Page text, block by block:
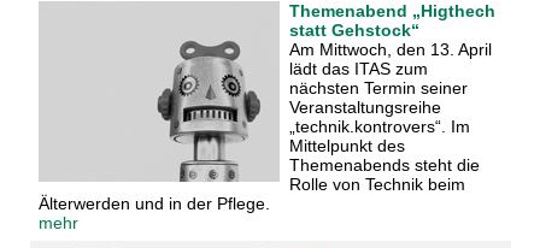
Themenabend „Higthech
statt Gehstock“
Am Mittwoch, den 13. April
lädt das ITAS zum
nächsten Termin seiner
Veranstaltungsreihe
„technik.kontrovers“. Im
Mittelpunkt des
Themenabends steht die
Rolle von Technik beim
Älterwerden und in der Pflege.
mehr